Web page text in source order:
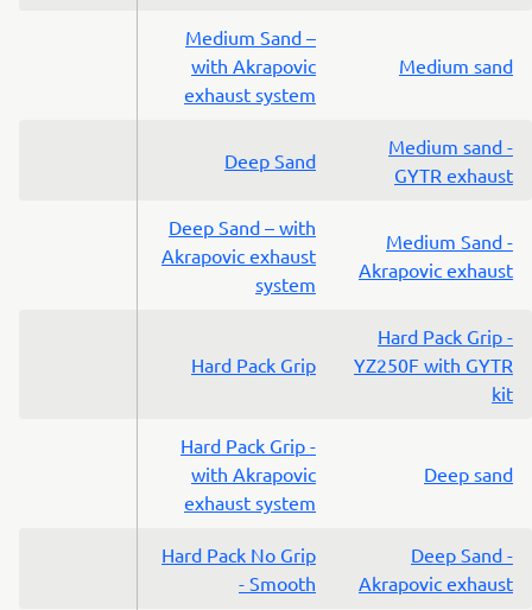
Medium Sand –
with Akrapovic
exhaust system
Medium sand
Deep Sand
Medium sand -
GYTR exhaust
Deep Sand – with
Akrapovic exhaust
system
Medium Sand -
Akrapovic exhaust
Hard Pack Grip
Hard Pack Grip -
YZ250F with GYTR
kit
Hard Pack Grip -
with Akrapovic
exhaust system
Deep sand
Hard Pack No Grip
- Smooth
Deep Sand -
Akrapovic exhaust